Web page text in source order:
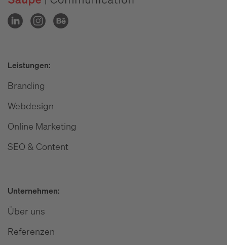
Leistungen:
Branding
Webdesign
Online Marketing
SEO & Content
Unternehmen:
Über uns
Referenzen